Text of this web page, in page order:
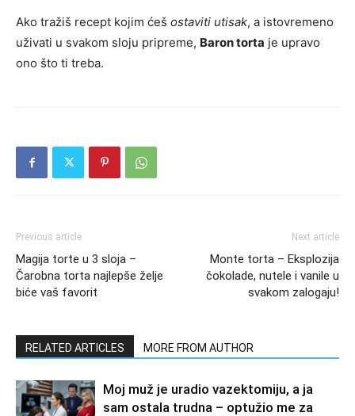
Ako tražiš recept kojim ćeš ostaviti utisak, a istovremeno
uživati u svakom sloju pripreme, Baron torta je upravo
ono što ti treba.
Previous article
Magija torte u 3 sloja –
Čarobna torta najlepše želje
biće vaš favorit
Next article
Monte torta – Eksplozija
čokolade, nutele i vanile u
svakom zalogaju!
RELATED ARTICLES MORE FROM AUTHOR
Moj muž je uradio vazektomiju, a ja
sam ostala trudna – optužio me za